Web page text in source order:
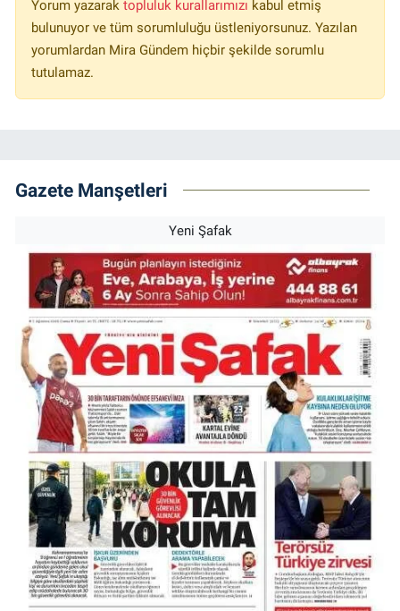
Yorum yazarak topluluk kurallarımızı kabul etmiş
bulunuyor ve tüm sorumluluğu üstleniyorsunuz. Yazılan
yorumlardan Mira Gündem hiçbir şekilde sorumlu
tutulamaz.
Gazete Manşetleri
Yeni Şafak